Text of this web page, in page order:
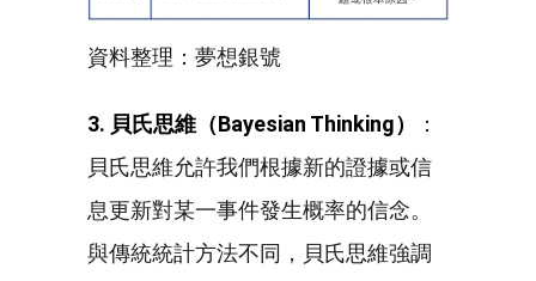
資料整理：夢想銀號
3. 貝氏思維（Bayesian Thinking）
：
貝氏思維允許我們根據新的證據或信
息更新對某一事件發生概率的信念。
與傳統統計方法不同，貝氏思維強調